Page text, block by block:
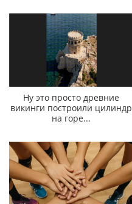
Ну это просто древние
викинги построили цилиндр
на горе...